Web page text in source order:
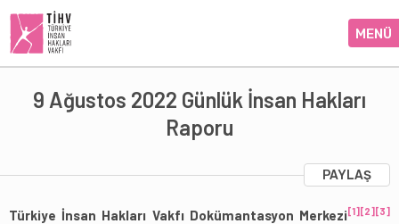
MENÜ
9 Ağustos 2022 Günlük İnsan Hakları
Raporu
PAYLAŞ
Türkiye İnsan Hakları Vakfı Dokümantasyon Merkezi[1][2][3]